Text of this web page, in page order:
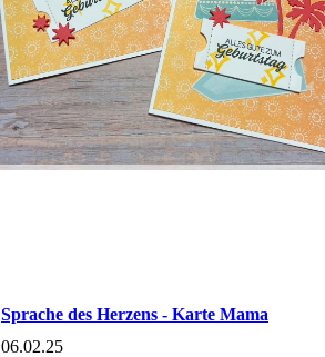
Sprache des Herzens - Karte Mama
06.02.25